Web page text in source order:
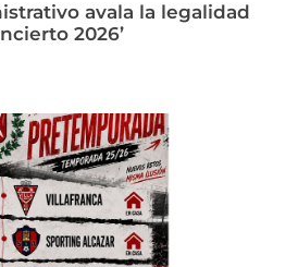
avala la legalidad
2026’